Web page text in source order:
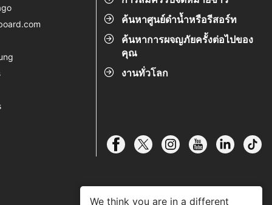
ค้นหาศูนย์ดำน้ำหรือรีสอร์ท
ค้นหาการผจญภัยครั้งต่อไปของ
คุณ
งานทั่วโลก
We think you are in a different